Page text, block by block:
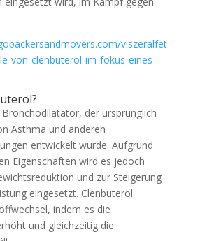
viszeralfet
von-clenbuterol-im-fokus-eines-
der ursprünglich
Asthma und anderen
entwickelt wurde. Aufgrund
Eigenschaften wird es jedoch
und zur Steigerung
eingesetzt. Clenbuterol
indem es die
und gleichzeitig die